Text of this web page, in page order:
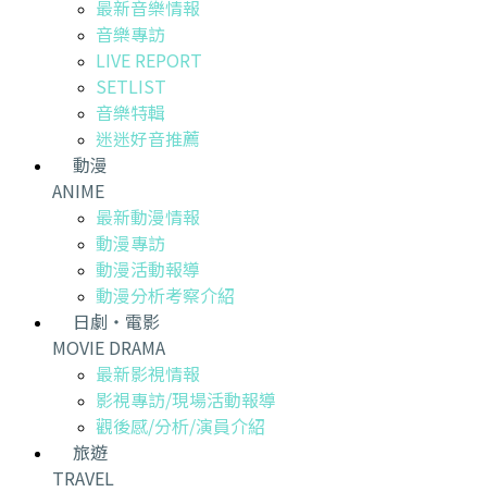
最新音樂情報
音樂專訪
LIVE REPORT
SETLIST
音樂特輯
迷迷好音推薦
動漫
ANIME
最新動漫情報
動漫專訪
動漫活動報導
動漫分析考察介紹
日劇・電影
MOVIE DRAMA
最新影視情報
影視專訪/現場活動報導
觀後感/分析/演員介紹
旅遊
TRAVEL